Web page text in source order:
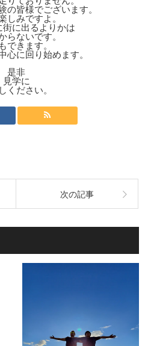
の皆様でございます。
しみですよ。
に出るよりかは
らないです。
できます。
心に回り始めます。
是非
見学に
ください。
次の記事